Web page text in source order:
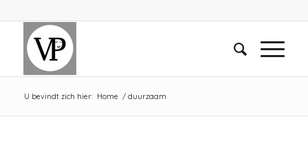
U bevindt zich hier: Home / duurzaam